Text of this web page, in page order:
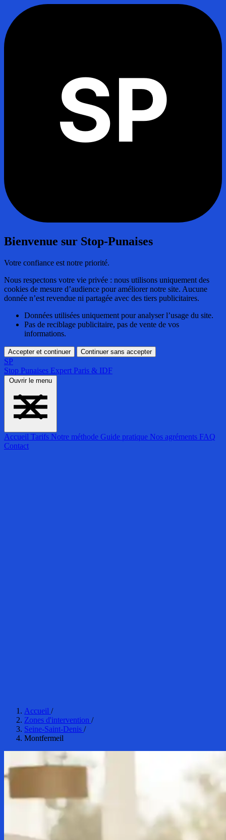
Bienvenue sur Stop-Punaises
Votre confiance est notre priorité.
Nous respectons votre vie privée : nous utilisons uniquement des
cookies de mesure d’audience pour améliorer notre site. Aucune
donnée n’est revendue ni partagée avec des tiers publicitaires.
Données utilisées uniquement pour analyser l’usage du site.
Pas de reciblage publicitaire, pas de vente de vos
informations.
Accepter et continuer Continuer sans accepter
SP
Stop Punaises Expert Paris & IDF
Ouvrir le menu
Accueil Tarifs Notre méthode Guide pratique Nos agréments FAQ
Contact
Accueil
Accueil /
Zones d'intervention /
Seine-Saint-Denis /
Montfermeil